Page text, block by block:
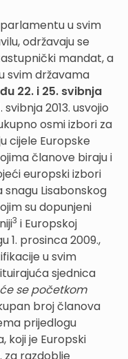
u svim
održavaju se
mandat, a
svim državama
22. i 25. svibnja
2013. usvojio
osmi izbori za
cijele Europske
članove biraju i
europski izbori
Lisabonskog
su dopunjeni
3 i Europskoj
1. prosinca 2009.,
u svim
sjednica
se početkom
broj članova
prijedlogu
koji je Europski